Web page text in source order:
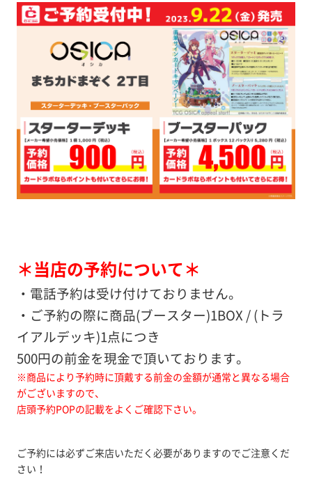
＊当店の予約について＊
・電話予約は受け付けておりません。
・ご予約の際に商品(ブースター)1BOX / (トラ
イアルデッキ)1点につき
500円の前金を現金で頂いております。
※商品により予約時に頂戴する前金の金額が通常と異なる場合
がございますので、
店頭予約POPの記載をよくご確認下さい。
ご予約には必ずご来店いただく必要がありますのでご注意くだ
さい！